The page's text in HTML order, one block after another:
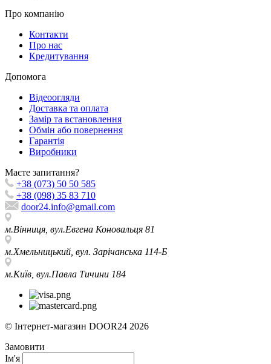
Про компанію
Контакти
Про нас
Кредитування
Допомога
Відеоогляди
Доставка та оплата
Замір та встановлення
Обмін або повернення
Гарантія
Виробники
Маєте запитання?
+38 (073) 50 50 585
+38 (098) 35 83 710
door24.info@gmail.com
м.Вінниця, вул.Евгена Коновальця 81
м.Хмельницький, вул. Зарічанська 114-Б
м.Київ, вул.Павла Тичини 184
© Інтернет-магазин DOOR24 2026
Замовити
Ім'я